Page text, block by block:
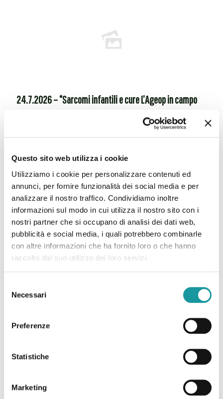
Questo sito web utilizza i cookie
Utilizziamo i cookie per personalizzare contenuti ed
annunci, per fornire funzionalità dei social media e per
analizzare il nostro traffico. Condividiamo inoltre
informazioni sul modo in cui utilizza il nostro sito con i
nostri partner che si occupano di analisi dei dati web,
pubblicità e social media, i quali potrebbero combinarle
con altre informazioni che ha fornito loro o che hanno
raccolto dal suo utilizzo dei loro servizi.
delNecessari
Preferenze
Statistiche
Marketing
24.7.2026 – “Sarcomi infantili e cure L’Ageop in campo
che assieme ad Ageop ha portato ai più piccoli il teatro in